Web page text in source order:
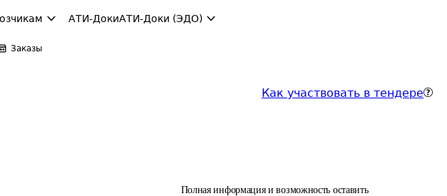
АТИ-ДокиАТИ-Доки (ЭДО)
Заказы
Как участвовать в тендере
Полная информация и возможность оставить